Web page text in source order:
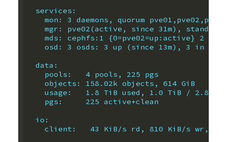
  services:
mon: 3 daemons, quorum
mgr: pve02(active, since 31m),
mds: cephfs:1 {0=pve02=up:active} 2
osd: 3 osds: 3 up (since 13m), 3 in
  data:
    pools:   4 pools, 225 pgs
    objects: 158.02k objects, 614 GiB
usage:   1.8 TiB used, 1.0 TiB / 2.8
    pgs:     225 active+clean
  io:
client:   43 KiB/s rd, 810 KiB/s wr, 0